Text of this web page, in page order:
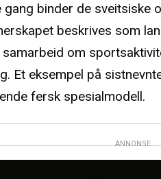
binder de sveitsiske
beskrives som
om
Et eksempel på
fersk spesialmodell.
ANNONSE